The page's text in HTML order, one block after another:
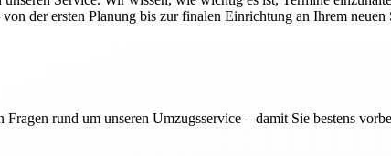
der ersten Planung bis zur finalen Einrichtung an Ihrem
rund um unseren Umzugsservice – damit Sie bestens